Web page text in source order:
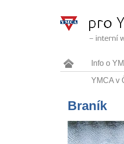
Braník
Info o
YMCA v